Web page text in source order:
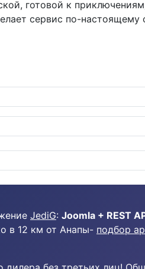
готовой к приключениям,
сервис по-
JediG: Joomla + REST
в 12 км от Анапы- подбор